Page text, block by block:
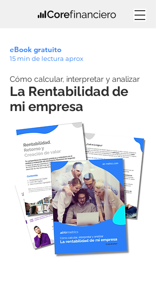
eBook gratuito
15 min de lectura aprox
Cómo calcular, interpretar y analizar
La Rentabilidad de
mi empresa